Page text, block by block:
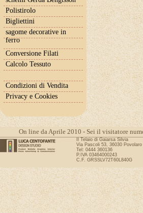
Polistirolo
Bigliettini
sagome decorative in
ferro
Conversione Filati
Calcolo Tessuto
Condizioni di Vendita
Privacy e Cookies
On line da Aprile 2010 - Sei il visitatore
Il Telaio di Gaiarsa Silvia
Via Pascoli 53, 36030 Povolaro
Tel: 0444 360136
P.IVA 03464000243
C.F. GRSSLV72T60L840G